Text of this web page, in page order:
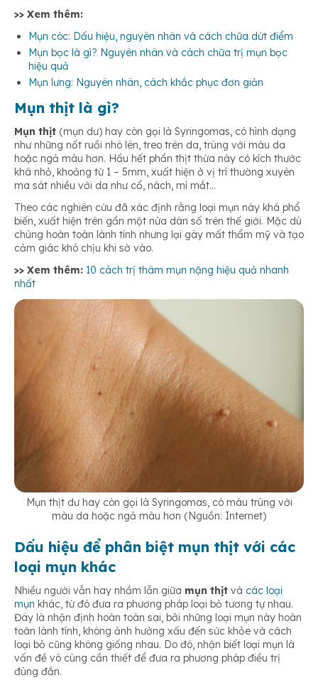
>> Xem thêm:
Mụn cóc: Dấu hiệu, nguyên nhân và cách chữa dứt điểm
Mụn bọc là gì? Nguyên nhân và cách chữa trị mụn bọc
hiệu quả
Mụn lưng: Nguyên nhân, cách khắc phục đơn giản
Mụn thịt là gì?
Mụn thịt (mụn dư) hay còn gọi là Syringomas, có hình dạng
như những nốt ruồi nhô lên, treo trên da, trùng với màu da
hoặc ngả màu hơn. Hầu hết phần thịt thừa này có kích thước
khá nhỏ, khoảng từ 1 – 5mm, xuất hiện ở vị trí thường xuyên
ma sát nhiều với da như cổ, nách, mí mắt…
Theo các nghiên cứu đã xác định rằng loại mụn này khá phổ
biến, xuất hiện trên gần một nửa dân số trên thế giới. Mặc dù
chúng hoàn toàn lành tính nhưng lại gây mất thẩm mỹ và tạo
cảm giác khó chịu khi sờ vào.
>> Xem thêm: 10 cách trị thâm mụn nặng hiệu quả nhanh
nhất
Mụn thịt dư hay còn gọi là Syringomas, có màu trùng với
màu da hoặc ngả màu hơn (Nguồn: Internet)
Dấu hiệu để phân biệt mụn thịt với các
loại mụn khác
Nhiều người vẫn hay nhầm lẫn giữa mụn thịt và các loại
mụn khác, từ đó đưa ra phương pháp loại bỏ tương tự nhau.
Đây là nhận định hoàn toàn sai, bởi những loại mụn này hoàn
toàn lành tính, không ảnh hưởng xấu đến sức khỏe và cách
loại bỏ cũng không giống nhau. Do đó, nhận biết loại mụn là
vấn đề vô cùng cần thiết để đưa ra phương pháp điều trị
đúng đắn.